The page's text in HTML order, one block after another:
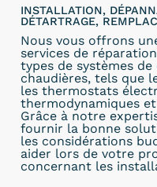
INSTALLATION,
DÉTARTRAGE,
Nous vous offrons
services de
types de systèmes
chaudières, tels que
les thermostats
thermodynamiques
Grâce à notre
fournir la bonne
les considérations
aider lors de votre
concernant les